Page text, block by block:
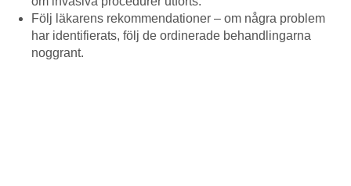
Följ läkarens rekommendationer – om några problem
har identifierats, följ de ordinerade behandlingarna
noggrant.